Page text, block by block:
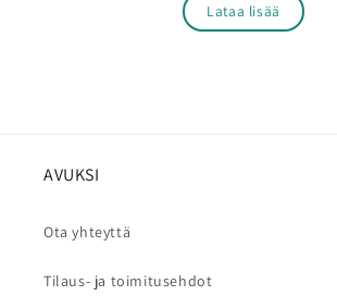
Lataa lisää
AVUKSI
Ota yhteyttä
Tilaus- ja toimitusehdot